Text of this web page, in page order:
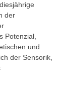
der
Potenzial,
und
der Sensorik,